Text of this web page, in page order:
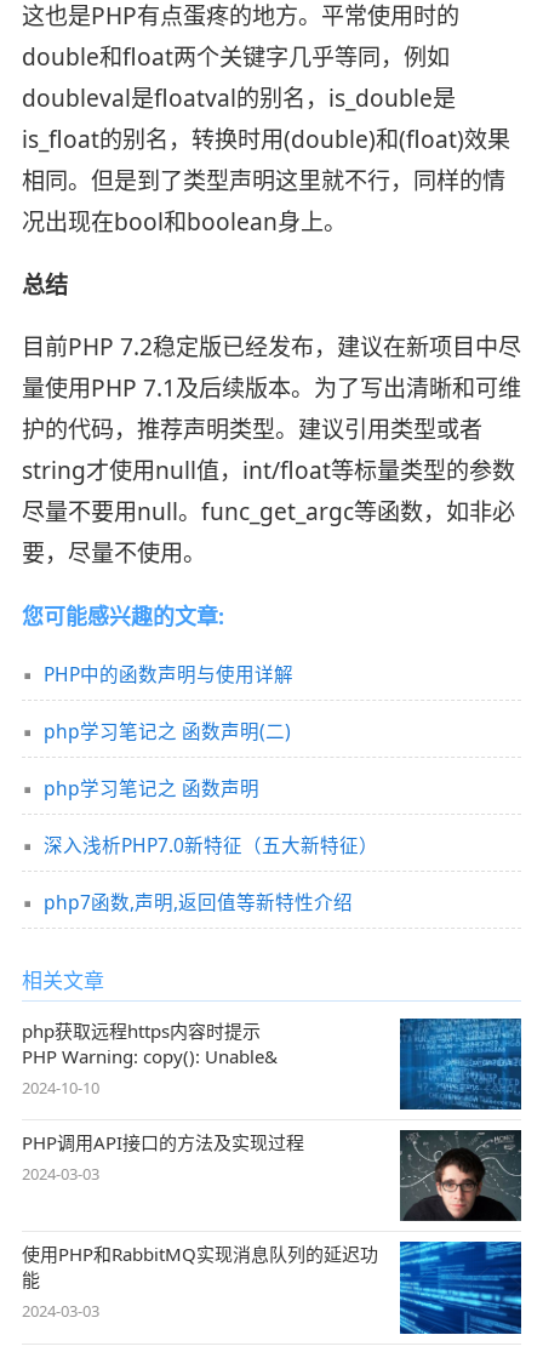
这也是PHP有点蛋疼的地方。平常使用时的
double和float两个关键字几乎等同，例如
doubleval是floatval的别名，is_double是
is_float的别名，转换时用(double)和(float)效果
相同。但是到了类型声明这里就不行，同样的情
况出现在bool和boolean身上。
总结
目前PHP 7.2稳定版已经发布，建议在新项目中尽
量使用PHP 7.1及后续版本。为了写出清晰和可维
护的代码，推荐声明类型。建议引用类型或者
string才使用null值，int/float等标量类型的参数
尽量不要用null。func_get_argc等函数，如非必
要，尽量不使用。
您可能感兴趣的文章:
PHP中的函数声明与使用详解
php学习笔记之 函数声明(二)
php学习笔记之 函数声明
深入浅析PHP7.0新特征（五大新特征）
php7函数,声明,返回值等新特性介绍
相关文章
php获取远程https内容时提示
PHP Warning: copy(): Unable&
2024-10-10
PHP调用API接口的方法及实现过程
2024-03-03
使用PHP和RabbitMQ实现消息队列的延迟功
能
2024-03-03